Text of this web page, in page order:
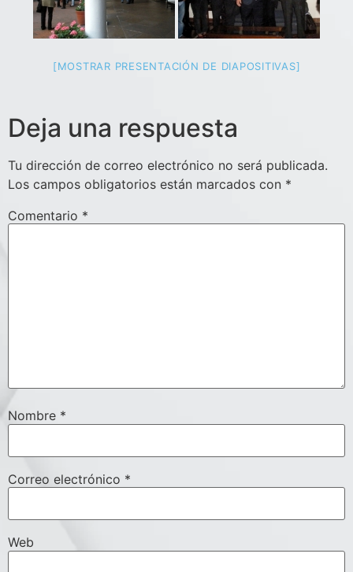
[MOSTRAR PRESENTACIÓN DE DIAPOSITIVAS]
Deja una respuesta
Tu dirección de correo electrónico no será publicada.
Los campos obligatorios están marcados con *
Comentario *
Nombre *
Correo electrónico *
Web